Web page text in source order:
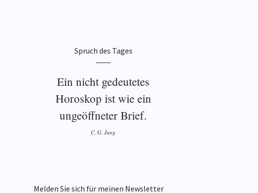
Spruch des Tages
Ein nicht gedeutetes
Horoskop ist wie ein
ungeöffneter Brief.
C. G. Jung
Melden Sie sich für meinen Newsletter